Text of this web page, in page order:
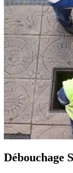
Débouchage